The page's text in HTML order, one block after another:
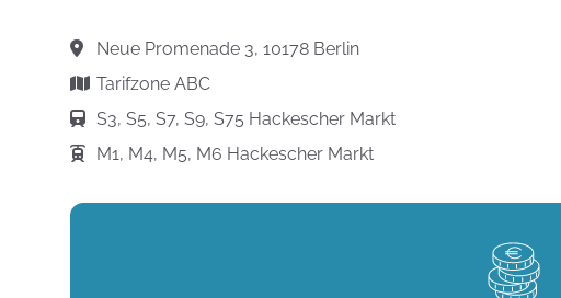
Neue Promenade 3, 10178 Berlin
Tarifzone ABC
S3, S5, S7, S9, S75 Hackescher Markt
M1, M4, M5, M6 Hackescher Markt